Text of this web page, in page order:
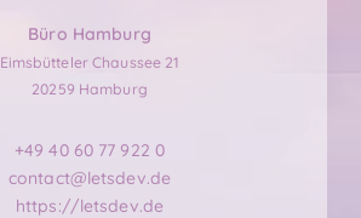
Büro Hamburg
Eimsbütteler Chaussee 21
20259 Hamburg
+49 40 60 77 922 0
contact@letsdev.de
https://letsdev.de